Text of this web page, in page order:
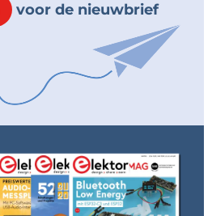
voor de nieuwbrief